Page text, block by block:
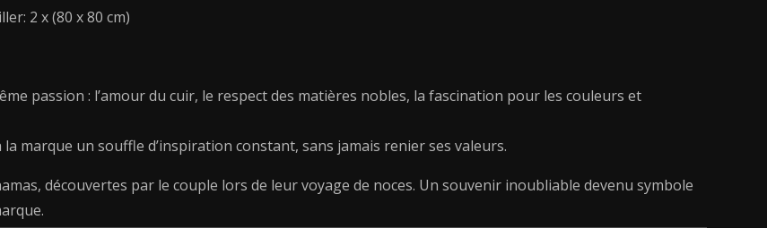
cm)
2 x (80 x 80 cm)
passion : l’amour du cuir, le respect des matières nobles, la fascination pour les couleurs et
marque un souffle d’inspiration constant, sans jamais renier ses valeurs.
découvertes par le couple lors de leur voyage de noces. Un souvenir inoubliable devenu symbole